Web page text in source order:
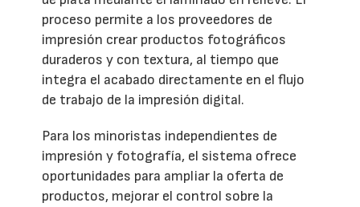
proceso permite a los proveedores de
impresión crear productos fotográficos
duraderos y con textura, al tiempo que
integra el acabado directamente en el flujo
de trabajo de la impresión digital.
Para los minoristas independientes de
impresión y fotografía, el sistema ofrece
oportunidades para ampliar la oferta de
productos, mejorar el control sobre la